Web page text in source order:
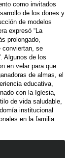
como invitados
de los dones y
de modelos
expresó “La
prolongado,
conviertan, se
Algunos de los
en velar para que
de almas, el
educativa,
con la Iglesia,
de vida saludable,
institucional
en la familia